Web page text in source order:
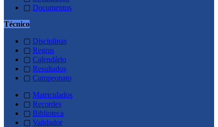
▢ Documentos
Técnico
▢ Disciplinas
▢ Regras
▢ Calendário
▢ Resultados
▢ Campeonato
▢ Matriculados
▢ Recordes
▢ Biblioteca
▢ Validador